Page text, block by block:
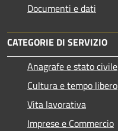
Documenti e dati
CATEGORIE DI SERVIZIO
Anagrafe e stato civile
Cultura e tempo libero
Vita lavorativa
Imprese e Commercio